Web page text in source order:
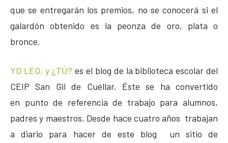
que se entregarán los premios, no se conocerá si el
galardón obtenido es la peonza de oro, plata o
bronce.
YO LEO, y ¿TÚ? es el blog de la biblioteca escolar del
CEIP San Gil de Cuéllar. Éste se ha convertido
en punto de referencia de trabajo para alumnos,
padres y maestros. Desde hace cuatro años trabajan
a diario para hacer de este blog un sitio de